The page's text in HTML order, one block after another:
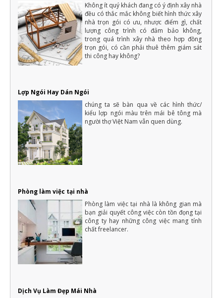
Không ít quý khách đang có ý định xây nhà
đều có thắc mắc không biết hình thức xây
nhà trọn gói có ưu, nhược điểm gì, chất
lượng công trình có đảm bảo không,
trong quá trình xây nhà theo hợp đồng
trọn gói, có cần phải thuê thêm giám sát
thi công hay không?
Lợp Ngói Hay Dán Ngói
chúng ta sẽ bàn qua về các hình thức/
kiểu lợp ngói màu trên mái bê tông mà
người thợ Việt Nam vẫn quen dùng.
Phòng làm việc tại nhà
Phòng làm việc tại nhà là không gian mà
bạn giải quyết công việc còn tồn đọng tại
công ty hay những công việc mang tính
chất freelancer.
Dịch Vụ Làm Đẹp Mái Nhà